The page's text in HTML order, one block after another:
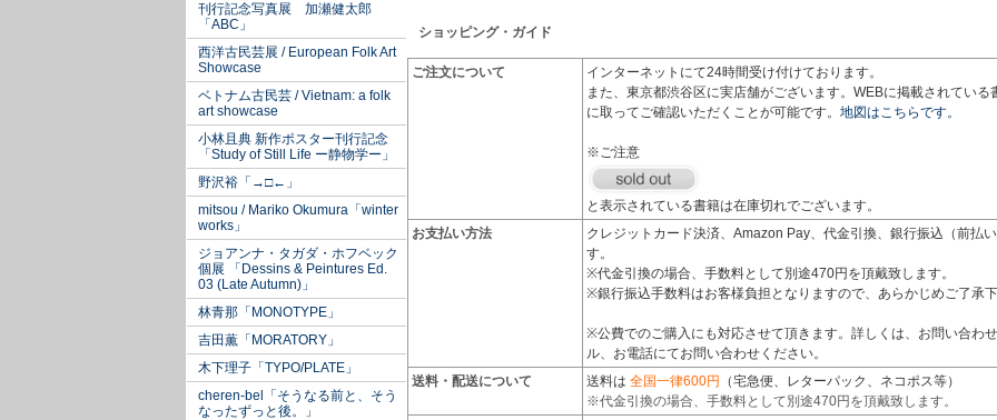
刊行記念写真展 加瀬健太郎
「ABC」
西洋古民芸展 / European Folk Art
Showcase
ベトナム古民芸 / Vietnam: a folk
art showcase
小林且典 新作ポスター刊行記念
「Study of Still Life ー静物学ー」
野沢裕「→□←」
mitsou / Mariko Okumura「winter
works」
ジョアンナ・タガダ・ホフベック
個展 「Dessins & Peintures Ed.
03 (Late Autumn)」
林青那「MONOTYPE」
吉田薫「MORATORY」
木下理子「TYPO/PLATE」
cheren-bel「そうなる前と、そう
なったずっと後。」
ショッピング・ガイド
ご注文について
インターネットにて24時間受け付けております。
また、東京都渋谷区に実店舗がございます。WEBに掲載されている
に取ってご確認いただくことが可能です。 地図はこちらです。
※ご注意
と表示されている書籍は在庫切れでございます。
お支払い方法
クレジットカード決済、Amazon Pay、代金引換、銀行振込（前払
す。
※代金引換の場合、手数料として別途470円を頂戴致します。
※銀行振込手数料はお客様負担となりますので、あらかじめご了承下
※公費でのご購入にも対応させて頂きます。詳しくは、お問い合わ
ル、お電話にてお問い合わせください。
送料・配送について
送料は 全国一律600円
（宅急便、レターパック、ネコポス等）
※代金引換の場合、手数料として別途470円を頂戴致します。